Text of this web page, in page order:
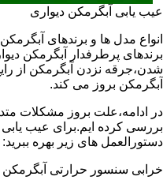
عیب یابی آبگرمکن دیواری
انواع مدل ها و برندهای
برندهای پرطرفدار آبگرمکن
شدن،جرقه نزدن آبگرمکن از
آبگرمکن بروز می کند.
در ادامه،علت بروز مشکلات
بررسی کرده ایم.برای عیب یابی
دستورالعمل های زیر بهره ببرید:
خرابی سنسور حرارتی آبگرمکن